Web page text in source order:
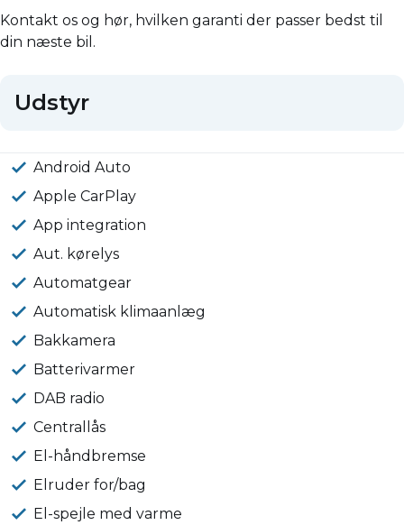
Kontakt os og hør, hvilken garanti der passer bedst til
din næste bil.
Udstyr
Android Auto
Apple CarPlay
App integration
Aut. kørelys
Automatgear
Automatisk klimaanlæg
Bakkamera
Batterivarmer
DAB radio
Centrallås
El-håndbremse
Elruder for/bag
El-spejle med varme